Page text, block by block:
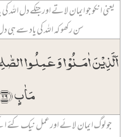
یعنی انکو جو ایمان لاتے اور جنکے دل
سن رکھو کہ اللہ کی یاد سے
اَلَّذِیۡنَ اٰمَنُوۡا وَ عَمِلُوا
مَاٰبٍ ﴿۲۹﴾
جو لوگ ایمان لائے اور عمل نیک کئے